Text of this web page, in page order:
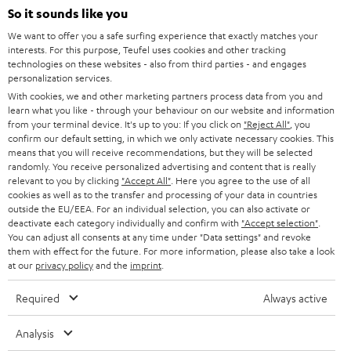
e
l
d
u
n
g
HEIMKINO
HEIMKINO-KOMPLETTANLAGEN
SOUNDBARS
STEREO
SMART HOME
BLUETOOTH-LAUTSPRECHER
KOPFHÖRER
BLUETOOTH-KOPFHÖRER
LAUTSPRECHER
Unternehmen
SUPPORT
PRESSE & MARKETING
GESCHÄFTSKUNDEN
PARTNERPROGRAMM
BLOG
NEWSLETTER
STORES
DEINE VORTEILE BEI TEUFEL
Teufel Onlineshops
DEUTSCHLAND
ÖSTERREICH
SCHWEIZ
NIEDERLANDE
BELGIEN
So it sounds like you
We want to offer you a safe surfing experience that exactly matches your
interests. For this purpose, Teufel uses cookies and other tracking
technologies on these websites - also from third parties - and engages
personalization services.
With cookies, we and other marketing partners process data from you and
learn what you like - through your behaviour on our website and information
from your terminal device. It's up to you: If you click on "Reject All" , you
confirm our default setting, in which we only activate necessary cookies. This
means that you will receive recommendations, but they will be selected
randomly. You receive personalized advertising and content that is really
relevant to you by clicking "Accept All" . Here you agree to the use of all
cookies as well as to the transfer and processing of your data in countries
outside the EU/EEA. For an individual selection, you can also activate or
deactivate each category individually and confirm with "Accept selection"
You can adjust all consents at any time under "Data settings" and revoke
them with effect for the future. For more information, please also take a look
at our privacy policyand the imprint
Required Always active
Analysis